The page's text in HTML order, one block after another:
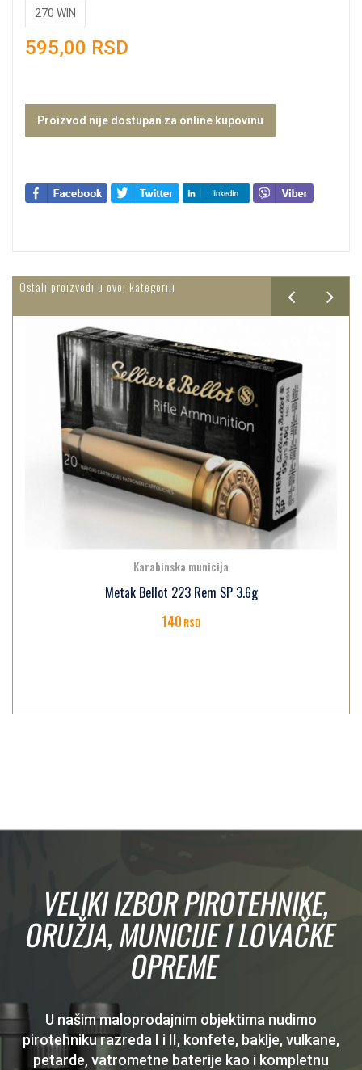
270 WIN
595,00 RSD
Proizvod nije dostupan za online kupovinu
Ostali proizvodi u ovoj kategoriji
Karabinska municija
Metak Bellot 223 Rem SP 3.6g
140RSD
VELIKI IZBOR PIROTEHNIKE,
ORUŽJA, MUNICIJE I LOVAČKE
OPREME
U našim maloprodajnim objektima nudimo
pirotehniku razreda I i II, konfete, baklje, vulkane,
petarde, vatrometne baterije kao i kompletnu